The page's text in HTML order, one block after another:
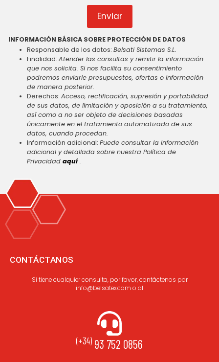
Enviar
INFORMACIÓN BÁSICA SOBRE PROTECCIÓN DE DATOS
Responsable de los datos:Belsati Sistemas S.L.
Finalidad:Atender las consultas y remitir la información
que nos solicita. Si nos facilita su consentimiento
podremos enviarle presupuestos, ofertas o información
de manera posterior.
Derechos:Acceso, rectificación, supresión y portabilidad
de sus datos, de limitación y oposición a su tratamiento,
así como a no ser objeto de decisiones basadas
únicamente en el tratamiento automatizado de sus
datos, cuando procedan.
Información adicional:Puede consultar la información
adicional y detallada sobre nuestra Política de
Privacidadaquí .
CONTÁCTANOS
Si tiene cualquier consulta, por favor, contáctenos por
info@belsatex.com o al
(+34) 93 752 0856